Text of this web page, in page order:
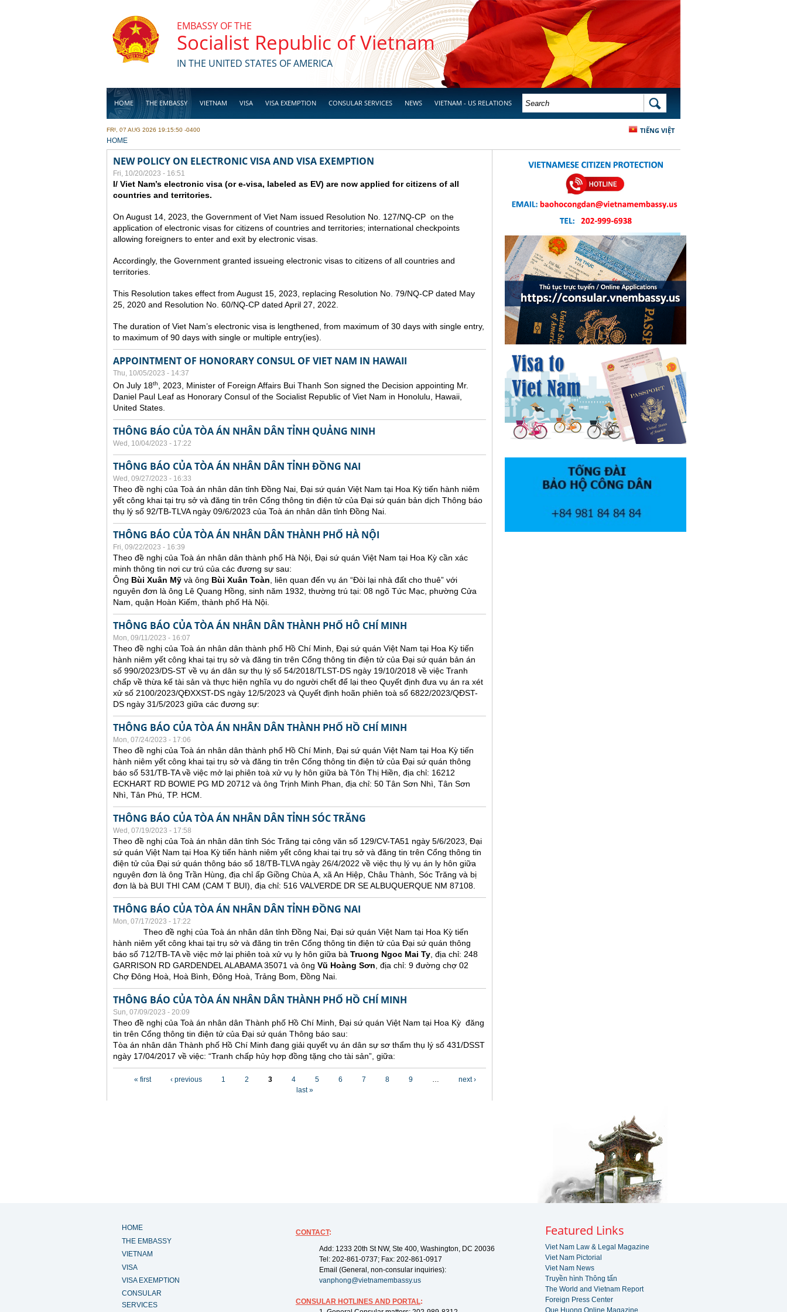
EMBASSY OF THE
Socialist Republic of Vietnam
IN THE UNITED STATES OF AMERICA
HOME THE EMBASSY VIETNAM VISA VISA EXEMPTION CONSULAR SERVICES NEWS VIETNAM - US RELATIONS
BUSINESS
SEARCH FORM SEARCH
TIẾNG VIỆT
FRI, 07 AUG 2026 19:15:50 -0400
YOU ARE HERE
HOME
NEW POLICY ON ELECTRONIC VISA AND VISA EXEMPTION
Fri, 10/20/2023 - 16:51
I/ Viet Nam’s electronic visa (or e-visa, labeled as EV) are now applied for citizens of all
countries and territories.
On August 14, 2023, the Government of Viet Nam issued Resolution No. 127/NQ-CP on the
application of electronic visas for citizens of countries and territories; international checkpoints
allowing foreigners to enter and exit by electronic visas.
Accordingly, the Government granted issueing electronic visas to citizens of all countries and
territories.
This Resolution takes effect from August 15, 2023, replacing Resolution No. 79/NQ-CP dated May
25, 2020 and Resolution No. 60/NQ-CP dated April 27, 2022.
The duration of Viet Nam’s electronic visa is lengthened, from maximum of 30 days with single entry,
to maximum of 90 days with single or multiple entry(ies).
APPOINTMENT OF HONORARY CONSUL OF VIET NAM IN HAWAII
Thu, 10/05/2023 - 14:37
On July 18th
, 2023, Minister of Foreign Affairs Bui Thanh Son signed the Decision appointing Mr.
Daniel Paul Leaf as Honorary Consul of the Socialist Republic of Viet Nam in Honolulu, Hawaii,
United States.
THÔNG BÁO CỦA TÒA ÁN NHÂN DÂN TỈNH QUẢNG NINH
Wed, 10/04/2023 - 17:22
THÔNG BÁO CỦA TÒA ÁN NHÂN DÂN TỈNH ĐỒNG NAI
Wed, 09/27/2023 - 16:33
Theo đề nghị của Toà án nhân dân tỉnh Đồng Nai, Đại sứ quán Việt Nam tại Hoa Kỳ tiến hành niêm
yết công khai tại trụ sở và đăng tin trên Cổng thông tin điện tử của Đại sứ quán bản dịch Thông báo
thụ lý số 92/TB-TLVA ngày 09/6/2023 của Toà án nhân dân tỉnh Đồng Nai.
THÔNG BÁO CỦA TÒA ÁN NHÂN DÂN THÀNH PHỐ HÀ NỘI
Fri, 09/22/2023 - 16:39
Theo đề nghị của Toà án nhân dân thành phố Hà Nội, Đại sứ quán Việt Nam tại Hoa Kỳ cần xác
minh thông tin nơi cư trú của các đương sự sau:
Ông Bùi Xuân Mỹ và ông Bùi Xuân Toàn , liên quan đến vụ án “Đòi lại nhà đất cho thuê” với
nguyên đơn là ông Lê Quang Hồng, sinh năm 1932, thường trú tại: 08 ngõ Tức Mạc, phường Cửa
Nam, quận Hoàn Kiếm, thành phố Hà Nội.
THÔNG BÁO CỦA TÒA ÁN NHÂN DÂN THÀNH PHỐ HÔ CHÍ MINH
Mon, 09/11/2023 - 16:07
Theo đề nghị của Toà án nhân dân thành phố Hồ Chí Minh, Đại sứ quán Việt Nam tại Hoa Kỳ tiến
hành niêm yết công khai tại trụ sở và đăng tin trên Cổng thông tin điện tử của Đại sứ quán bản án
số 990/2023/DS-ST về vụ án dân sự thụ lý số 54/2018/TLST-DS ngày 19/10/2018 về việc Tranh
chấp về thừa kế tài sản và thực hiện nghĩa vụ do người chết để lại theo Quyết định đưa vụ án ra xét
xử số 2100/2023/QĐXXST-DS ngày 12/5/2023 và Quyết định hoãn phiên toà số 6822/2023/QĐST-
DS ngày 31/5/2023 giữa các đương sự:
THÔNG BÁO CỦA TÒA ÁN NHÂN DÂN THÀNH PHỐ HỒ CHÍ MINH
Mon, 07/24/2023 - 17:06
Theo đề nghị của Toà án nhân dân thành phố Hồ Chí Minh, Đại sứ quán Việt Nam tại Hoa Kỳ tiến
hành niêm yết công khai tại trụ sở và đăng tin trên Cổng thông tin điện tử của Đại sứ quán thông
báo số 531/TB-TA về việc mở lại phiên toà xử vụ ly hôn giữa bà Tôn Thị Hiền, địa chỉ: 16212
ECKHART RD BOWIE PG MD 20712 và ông Trịnh Minh Phan, địa chỉ: 50 Tân Sơn Nhì, Tân Sơn
Nhì, Tân Phú, TP. HCM.
THÔNG BÁO CỦA TÒA ÁN NHÂN DÂN TỈNH SÓC TRĂNG
Wed, 07/19/2023 - 17:58
Theo đề nghị của Toà án nhân dân tỉnh Sóc Trăng tại công văn số 129/CV-TA51 ngày 5/6/2023, Đại
sứ quán Việt Nam tại Hoa Kỳ tiến hành niêm yết công khai tại trụ sở và đăng tin trên Cổng thông tin
điện tử của Đại sứ quán thông báo số 18/TB-TLVA ngày 26/4/2022 về việc thụ lý vụ án ly hôn giữa
nguyên đơn là ông Trần Hùng, địa chỉ ấp Giồng Chùa A, xã An Hiệp, Châu Thành, Sóc Trăng và bị
đơn là bà BUI THI CAM (CAM T BUI), địa chỉ: 516 VALVERDE DR SE ALBUQUERQUE NM 87108.
THÔNG BÁO CỦA TÒA ÁN NHÂN DÂN TỈNH ĐỒNG NAI
Mon, 07/17/2023 - 17:22
Theo đề nghị của Toà án nhân dân tỉnh Đồng Nai, Đại sứ quán Việt Nam tại Hoa Kỳ tiến
hành niêm yết công khai tại trụ sở và đăng tin trên Cổng thông tin điện tử của Đại sứ quán thông
báo số 712/TB-TA về việc mở lại phiên toà xử vụ ly hôn giữa bà Truong Ngoc Mai Ty , địa chỉ: 248
GARRISON RD GARDENDEL ALABAMA 35071 và ông Vũ Hoàng Sơn , địa chỉ: 9 đường chợ 02
Chợ Đông Hoà, Hoà Bình, Đông Hoà, Trảng Bom, Đồng Nai.
THÔNG BÁO CỦA TÒA ÁN NHÂN DÂN THÀNH PHỐ HỒ CHÍ MINH
Sun, 07/09/2023 - 20:09
Theo đề nghị của Toà án nhân dân Thành phố Hồ Chí Minh, Đại sứ quán Việt Nam tại Hoa Kỳ đăng
tin trên Cổng thông tin điện tử của Đại sứ quán Thông báo sau:
Tòa án nhân dân Thành phố Hồ Chí Minh đang giải quyết vụ án dân sự sơ thẩm thụ lý số 431/DSST
ngày 17/04/2017 về việc: “Tranh chấp hủy hợp đồng tặng cho tài sản”, giữa:
« first ‹ previous 1 2 3 4 5 6 7 8 9 …
next ›
last »
HOME
THE EMBASSY
VIETNAM
VISA
VISA EXEMPTION
CONSULAR
SERVICES
CONTACT:
Add: 1233 20th St NW, Ste 400, Washington, DC 20036
Tel: 202-861-0737; Fax: 202-861-0917
Email (General, non-consular inquiries):
vanphong@vietnamembassy.us
CONSULAR HOTLINES AND PORTAL:
Featured Links
Viet Nam Law & Legal Magazine
Viet Nam Pictorial
Viet Nam News
Truyền hình Thông tấn
The World and Vietnam Report
Foreign Press Center
Que Huong Online Magazine